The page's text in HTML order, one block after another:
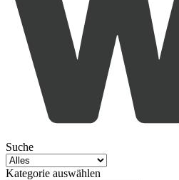
Suche
Kategorie auswählen